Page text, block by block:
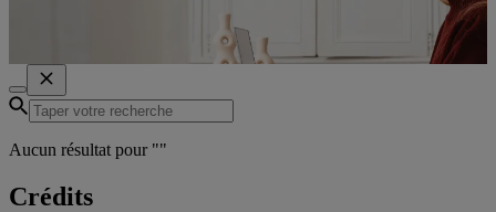
Aucun résultat pour ""
Crédits